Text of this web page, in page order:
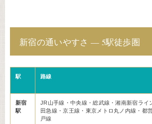
新宿の通いやすさ — 5駅徒歩圏
駅 路線
新宿
駅
JR山手線・中央線・総武線・湘南新宿ライ
田急線・京王線・東京メトロ丸ノ内線・都
戸線